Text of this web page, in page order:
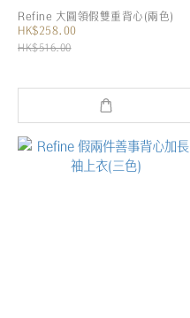
Refine 大圓領假雙重背心(兩色)
HK$258.00
HK$516.00